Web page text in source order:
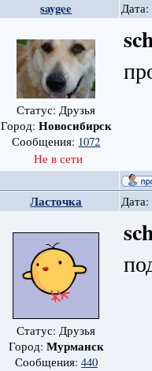
saygee
Статус: Друзья
Город: Новосибирск
Сообщения: 1072
Не в сети
Ласточка
Статус: Друзья
Город: Мурманск
Сообщения: 440